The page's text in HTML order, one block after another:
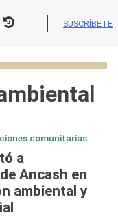
SUSCRÍBETE
comunitarias
a
Ancash en
ambiental y